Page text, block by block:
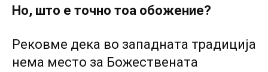
Но, што е точно тоа обожение?
Рековме дека во западната традиција
нема место за Божествената